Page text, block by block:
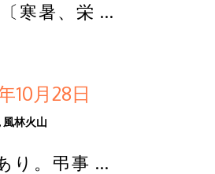
寒暑、栄 …
10月28日
, 風林火山
り。弔事 …